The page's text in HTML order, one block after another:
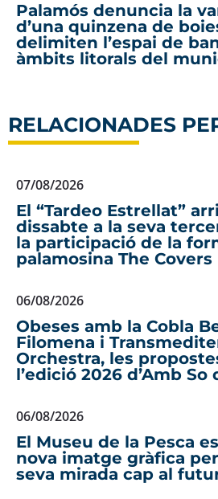
Palamós denuncia la
d’una quinzena de
delimiten l’espai de
àmbits litorals del
RELACIONADES
07/08/2026
El “Tardeo Estrellat”
dissabte a la seva
la participació de la
palamosina The Covers
06/08/2026
Obeses amb la Cobla
Filomena i
Orchestra, les
l’edició 2026 d’Amb So
06/08/2026
El Museu de la Pesca
nova imatge gràfica
seva mirada cap al